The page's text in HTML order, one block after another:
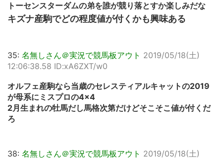
トーセンスターダムの弟を誰が競り落とすか楽しみだな
キズナ産駒でどの程度値が付くかも興味ある
35: 名無しさん＠実況で競馬板アウト 2019/05/18(土)
12:06:38.58 ID:xA6ZXT/w0
オルフェ産駒なら当歳のセレスティアルキャットの2019
が母系にミスプロの4×4
2月生まれの牡馬だし馬格次第だけどそこそこ値が付くだ
ろ
38: 名無しさん＠実況で競馬板アウト 2019/05/18(土)